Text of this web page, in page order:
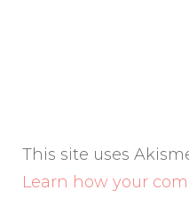
This site uses
Learn how your